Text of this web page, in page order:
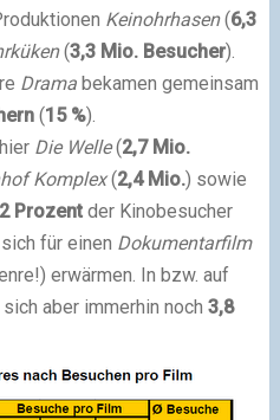
Keinohrhasen(6,3
(3,3 Mio. Besucher).
Dramabekamen gemeinsam
(15 %).
Die Welle(2,7 Mio.
Komplex(2,4 Mio.) sowie
2 Prozentder Kinobesucher
für einen Dokumentarfilm
erwärmen. In bzw. auf
aber immerhin noch 3,8